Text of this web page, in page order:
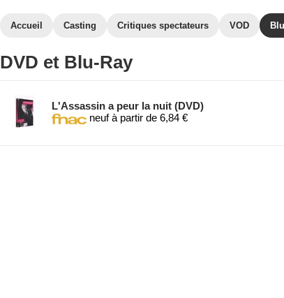
Accueil Casting Critiques spectateurs VOD
DVD et Blu-Ray
L'Assassin a peur la nuit (DVD)
neuf à partir de 6,84 €